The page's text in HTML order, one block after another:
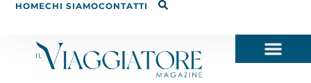
HOMECHI SIAMOCONTATTI